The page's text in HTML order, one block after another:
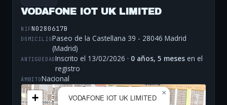
VODAFONE IOT UK LIMITED
NIFN0280617B
DOMICILIOPaseo de la Castellana 39 - 28046 Madrid
(Madrid)
ANTIGÜEDADInscrito el 13/02/2026 · 0 años, 5 meses en el
registro
ÁMBITONacional
VODAFONE IOT UK LIMITED
×
+